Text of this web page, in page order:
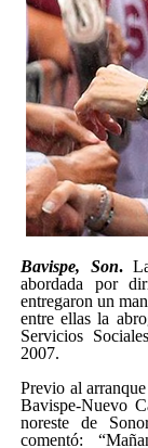
Bavispe, Son.
abordada por
entregaron un
entre ellas la
Servicios
2007.
Previo al
Bavispe-Nuevo
noreste de
comentó: